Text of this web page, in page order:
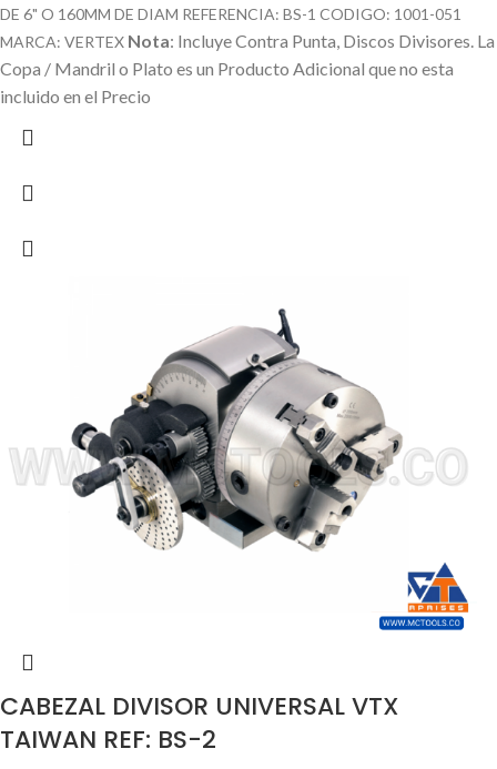
DE 6" O 160MM DE DIAM REFERENCIA: BS-1 CODIGO: 1001-051
MARCA: VERTEX Nota: Incluye Contra Punta, Discos Divisores. La
Copa / Mandril o Plato es un Producto Adicional que no esta
incluido en el Precio
CABEZAL DIVISOR UNIVERSAL VTX
TAIWAN REF: BS-2